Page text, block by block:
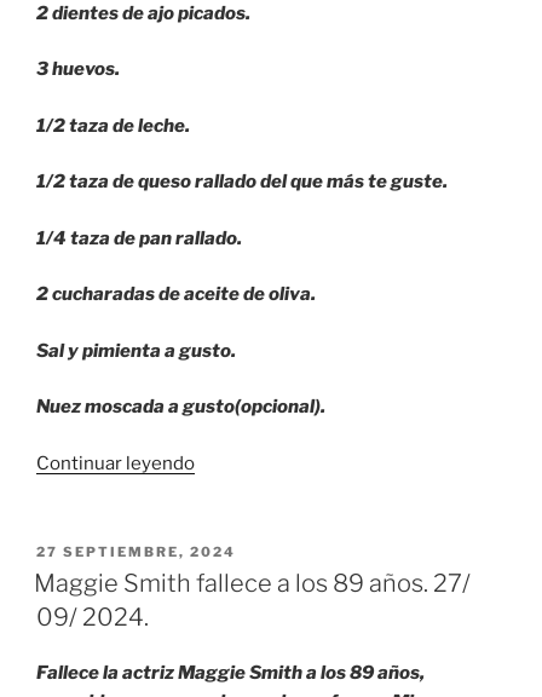
2 dientes de ajo picados.
3 huevos.
1/2 taza de leche.
1/2 taza de queso rallado del que más te guste.
1/4 taza de pan rallado.
2 cucharadas de aceite de oliva.
Sal y pimienta a gusto.
Nuez moscada a gusto(opcional).
Continuar leyendo«Budín
al
horno.»
PUBLICADO
EL
27 SEPTIEMBRE, 2024
Maggie Smith fallece a los 89 años. 27/
09/ 2024.
Fallece la actriz Maggie Smith a los 89 años,